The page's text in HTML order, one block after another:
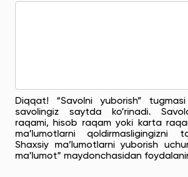
Diqqat! “Savolni yuborish”
savolingiz saytda ko’rinadi.
raqami, hisob raqam yoki karta
ma’lumotlarni qoldirmasligingizni
Shaxsiy ma’lumotlarni yuborish
ma’lumot” maydonchasidan